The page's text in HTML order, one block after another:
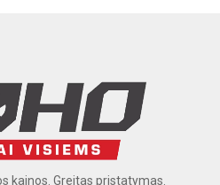
kainos. Greitas pristatymas.